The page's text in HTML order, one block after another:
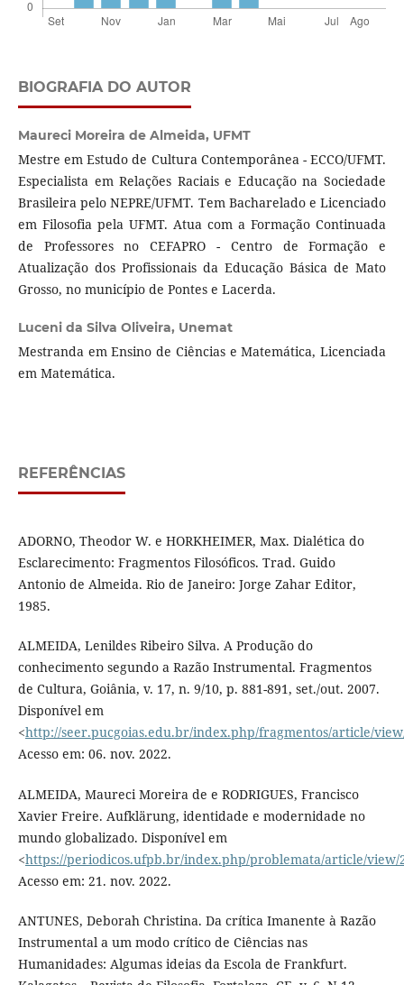
BIOGRAFIA DO AUTOR
Maureci Moreira de Almeida, UFMT
Mestre em Estudo de Cultura Contemporânea - ECCO/UFMT.
Especialista em Relações Raciais e Educação na Sociedade
Brasileira pelo NEPRE/UFMT. Tem Bacharelado e Licenciado
em Filosofia pela UFMT. Atua com a Formação Continuada
de Professores no CEFAPRO - Centro de Formação e
Atualização dos Profissionais da Educação Básica de Mato
Grosso, no município de Pontes e Lacerda.
Luceni da Silva Oliveira, Unemat
Mestranda em Ensino de Ciências e Matemática, Licenciada
em Matemática.
REFERÊNCIAS
ADORNO, Theodor W. e HORKHEIMER, Max. Dialética do
Esclarecimento: Fragmentos Filosóficos. Trad. Guido
Antonio de Almeida. Rio de Janeiro: Jorge Zahar Editor,
1985.
ALMEIDA, Lenildes Ribeiro Silva. A Produção do
conhecimento segundo a Razão Instrumental. Fragmentos
de Cultura, Goiânia, v. 17, n. 9/10, p. 881-891, set./out. 2007.
Disponível em
<http://seer.pucgoias.edu.br/index.php/fragmentos/article/
Acesso em: 06. nov. 2022.
ALMEIDA, Maureci Moreira de e RODRIGUES, Francisco
Xavier Freire. Aufklärung, identidade e modernidade no
mundo globalizado. Disponível em
<https://periodicos.ufpb.br/index.php/problemata/article/view/
Acesso em: 21. nov. 2022.
ANTUNES, Deborah Christina. Da crítica Imanente à Razão
Instrumental a um modo crítico de Ciências nas
Humanidades: Algumas ideias da Escola de Frankfurt.